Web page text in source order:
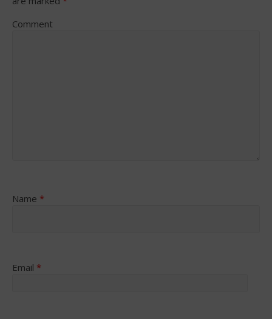
Comment
Name *
Email *